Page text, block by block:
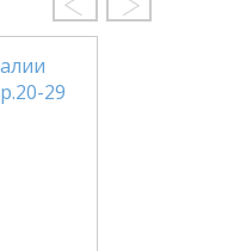
29